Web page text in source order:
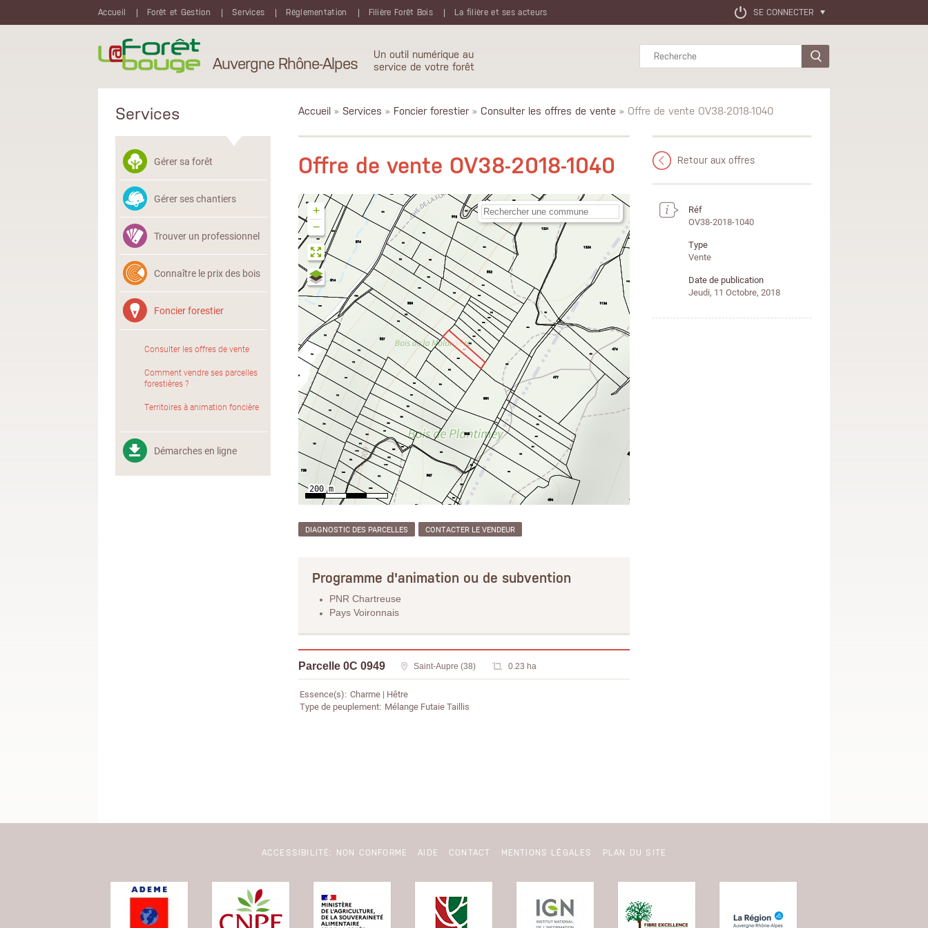
Accueil
Forêt et Gestion Services Réglementation Filière Forêt Bois La filière et ses acteurs SE CONNECTER
Auvergne Rhône-Alpes
Un outil numérique au
service de votre forêt
Rechercher
Services
Gérer sa forêt
Gérer ses chantiers
Trouver un professionnel
Connaître le prix des bois
Foncier forestier
Consulter les offres de vente
Comment vendre ses parcelles
forestières ?
Territoires à animation foncière
Démarches en ligne
Accueil » Services » Foncier forestier» Consulter les offres de vente » Offre de vente OV38-2018-1040
Offre de vente OV38-2018-1040
+
−
DIAGNOSTIC DES PARCELLES CONTACTER LE VENDEUR
Programme d'animation ou de subvention
PNR Chartreuse
Pays Voironnais
Parcelle 0C 0949 Saint-Aupre (38) 0.23 ha
Essence(s) Charme Hêtre
Type de peuplement Mélange Futaie Taillis
Retour aux offres
Réf
OV38-2018-1040
Type
Vente
Date de publication
Jeudi, 11 Octobre, 2018
ACCESSIBILITÉ: NON CONFORME AIDE CONTACT MENTIONS LÉGALES PLAN DU SITE